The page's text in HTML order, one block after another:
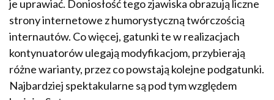
je uprawiać. Doniosłość tego zjawiska obrazują liczne
strony internetowe z humorystyczną twór­czością
internautów. Co więcej, gatunki te w realizacjach
kontynuatorów ulegają modyfikacjom, przybierają
różne warianty, przez co powstają kolejne podgatunki.
Najbardziej spektakularne są pod tym względem